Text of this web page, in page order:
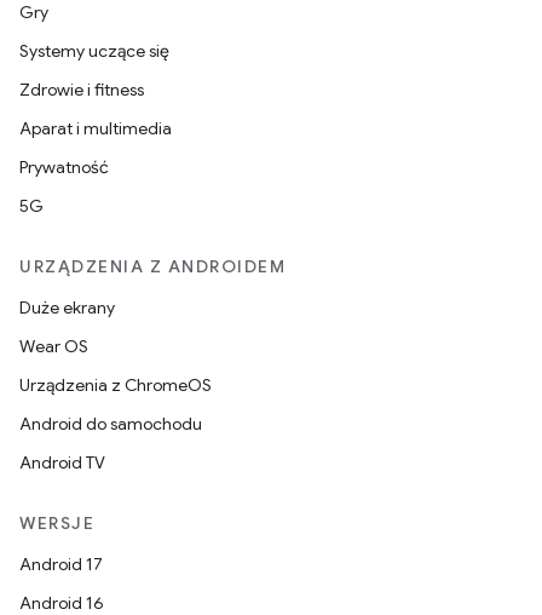
Gry
Systemy uczące się
Zdrowie i fitness
Aparat i multimedia
Prywatność
5G
URZĄDZENIA Z ANDROIDEM
Duże ekrany
Wear OS
Urządzenia z ChromeOS
Android do samochodu
Android TV
WERSJE
Android 17
Android 16